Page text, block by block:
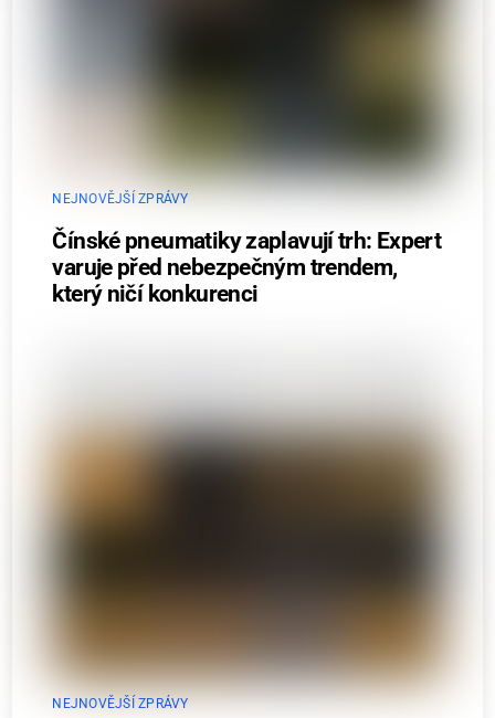
NEJNOVĚJŠÍ ZPRÁVY
Čínské pneumatiky zaplavují trh: Expert
varuje před nebezpečným trendem,
který ničí konkurenci
NEJNOVĚJŠÍ ZPRÁVY